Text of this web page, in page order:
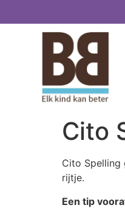
Cito
Cito Spelling
rijtje.
Een tip